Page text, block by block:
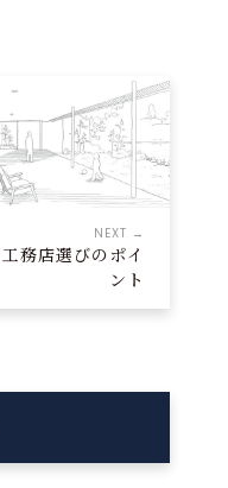
NEXT →
工務店選びのポイ
ント